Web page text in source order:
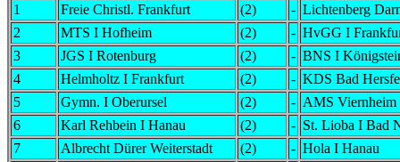
1
Freie Christl. Frankfurt (2) - Lichtenberg
2
MTS I Hofheim (2) - HvGG I
3
JGS I Rotenburg (2) - BNS I
4
Helmholtz I Frankfurt (2) - KDS Bad
5
Gymn. I Oberursel (2) - AMS Viernheim
6
Karl Rehbein I Hanau (2) - St. Lioba I Bad
7
Albrecht Dürer Weiterstadt (2) - Hola I Hanau